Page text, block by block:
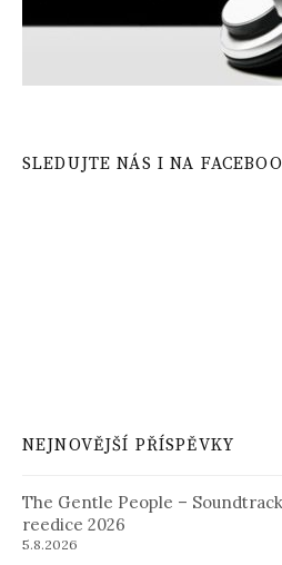
SLEDUJTE NÁS I NA
NEJNOVĚJŠÍ PŘÍSPĚVKY
The Gentle People –
reedice 2026
5.8.2026